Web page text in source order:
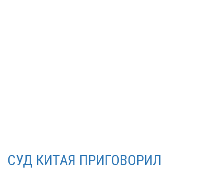
СУД КИТАЯ ПРИГОВОРИЛ